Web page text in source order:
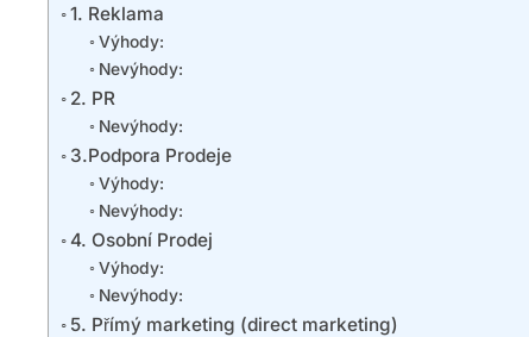
1. Reklama
Výhody:
Nevýhody:
2. PR
Nevýhody:
3.Podpora Prodeje
Výhody:
Nevýhody:
4. Osobní Prodej
Výhody:
Nevýhody:
5. Přímý marketing (direct marketing)